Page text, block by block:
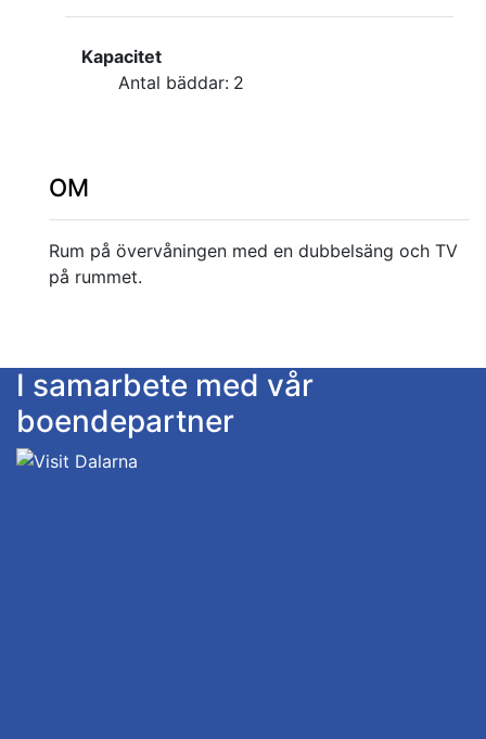
Kapacitet
Antal bäddar: 2
OM
Rum på övervåningen med en dubbelsäng och TV
på rummet.
I samarbete med vår
boendepartner